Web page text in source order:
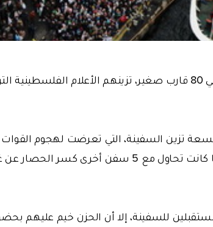
كانت باستقبالها أيضا حوالي 80 قارب صغير، تزينهم الأعلام
للسفينة، إلا أن الحزن خيم عليهم